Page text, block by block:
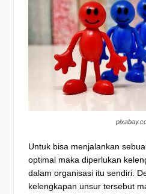
Untuk bisa menjalankan
optimal maka diperlukan
dalam organisasi itu sendiri.
kelengkapan unsur tersebut